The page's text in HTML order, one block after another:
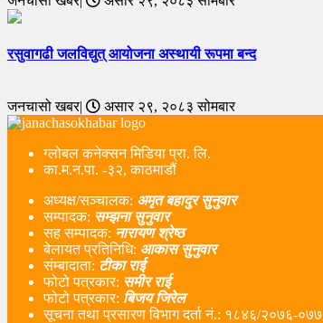
रसुवागढी जलविद्युत् आयोजना अस्थायी रूपमा बन्द
जनचासो खबर| असार २९, २०८३ सोमबार
ग्लोबल कनेक्सन मिडिया प्रा. लि.
का.म.न.पा. -३२, काठमाडौं
अध्यक्ष/सञ्चालक: अमृत बहादुर सुनुवार
सम्पादक: सम्झना सुनुवार
सह सम्पादक: नारायण श्रेष्ठ
बेलायत प्रतिनिधि: आकास सुनुवार
संम्बादाता: टीका राई
फोटो पत्रकार: समीर राई
फोटो पत्रकार: बिजय जिरेल
सूचना तथा प्रसारण विभाग दर्ता नं‌.: १८४६/२०७६-०७७